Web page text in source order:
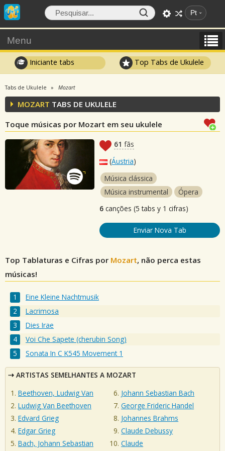
Pt
Menu
Iniciante tabs Top Tabs de Ukulele
Tabs de Ukulele Mozart
MOZART TABS DE UKULELE
Toque músicas por Mozart em seu ukulele
61 fãs
(Áustria)
Música clássica
Música instrumental
Ópera
6 canções (5 tabs y 1 cifras)
Enviar Nova Tab
Top Tablaturas e Cifras por Mozart, não perca estas
músicas!
Eine Kleine Nachtmusik
Lacrimosa
Dies Irae
Voi Che Sapete (cherubin Song)
Sonata In C K545 Movement 1
ARTISTAS SEMELHANTES A MOZART
Beethoven, Ludwig Van
Ludwig Van Beethoven
Edvard Grieg
Edgar Grieg
Bach, Johann Sebastian
Johann Sebastian Bach
George Frideric Handel
Johannes Brahms
Claude Debussy
Claude